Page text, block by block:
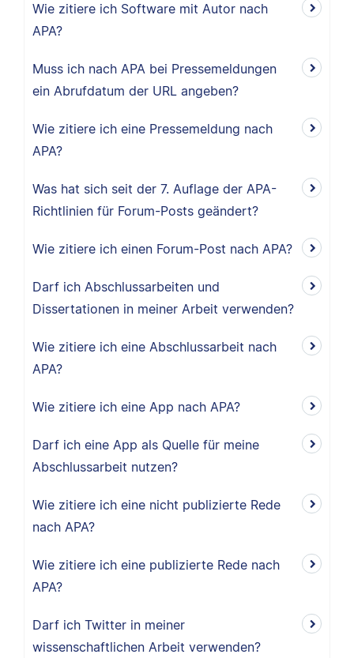
Wie zitiere ich Software mit Autor nach
APA?
Muss ich nach APA bei Pressemeldungen
ein Abrufdatum der URL angeben?
Wie zitiere ich eine Pressemeldung nach
APA?
Was hat sich seit der 7. Auflage der APA-
Richtlinien für Forum-Posts geändert?
Wie zitiere ich einen Forum-Post nach APA?
Darf ich Abschlussarbeiten und
Dissertationen in meiner Arbeit verwenden?
Wie zitiere ich eine Abschlussarbeit nach
APA?
Wie zitiere ich eine App nach APA?
Darf ich eine App als Quelle für meine
Abschlussarbeit nutzen?
Wie zitiere ich eine nicht publizierte Rede
nach APA?
Wie zitiere ich eine publizierte Rede nach
APA?
Darf ich Twitter in meiner
wissenschaftlichen Arbeit verwenden?